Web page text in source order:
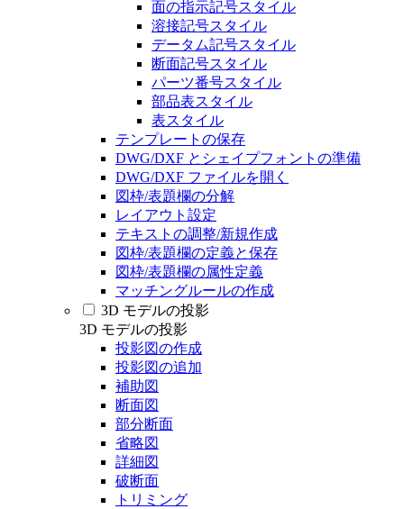
面の指示記号スタイル
溶接記号スタイル
データム記号スタイル
断面記号スタイル
パーツ番号スタイル
部品表スタイル
表スタイル
テンプレートの保存
DWG/DXF とシェイプフォントの準備
DWG/DXF ファイルを開く
図枠/表題欄の分解
レイアウト設定
テキストの調整/新規作成
図枠/表題欄の定義と保存
図枠/表題欄の属性定義
マッチングルールの作成
3D モデルの投影
3D モデルの投影
投影図の作成
投影図の追加
補助図
断面図
部分断面
省略図
詳細図
破断面
トリミング